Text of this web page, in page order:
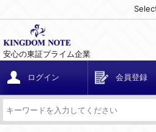
安心の東証プライム企業
ログイン 会員登録